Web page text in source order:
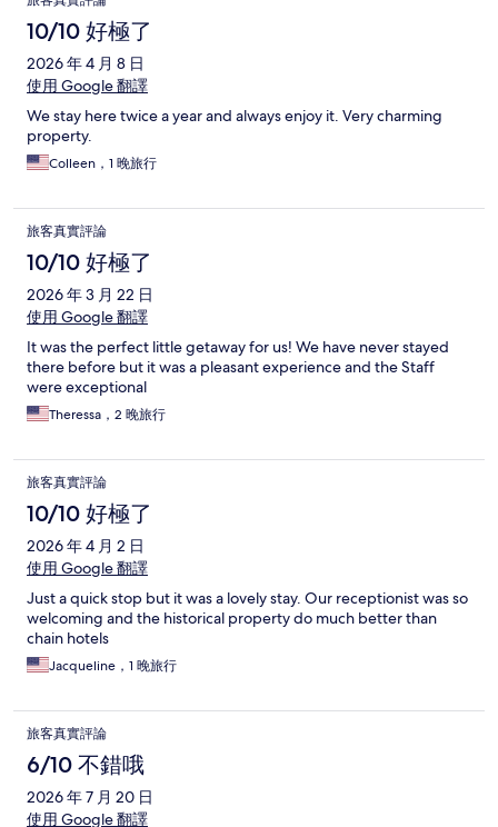
10/10 好極了
2026 年 4 月 8 日
使用 Google 翻譯
We stay here twice a year and always enjoy it. Very charming
property.
Colleen，1 晚旅行
旅客真實評論
10/10 好極了
2026 年 3 月 22 日
使用 Google 翻譯
It was the perfect little getaway for us! We have never stayed
there before but it was a pleasant experience and the Staff
were exceptional
Theressa，2 晚旅行
旅客真實評論
10/10 好極了
2026 年 4 月 2 日
使用 Google 翻譯
Just a quick stop but it was a lovely stay. Our receptionist was so
welcoming and the historical property do much better than
chain hotels
Jacqueline，1 晚旅行
旅客真實評論
6/10 不錯哦
2026 年 7 月 20 日
使用 Google 翻譯